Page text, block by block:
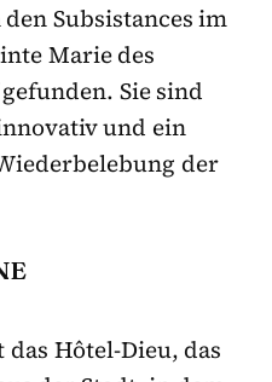
Subsistancesim
Marie des
Sie sind
und ein
der
Hôtel-Dieu, das